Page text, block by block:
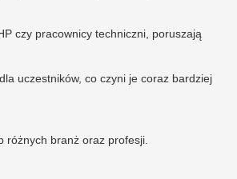
czy pracownicy techniczni, poruszają
uczestników, co czyni je coraz bardziej
różnych branż oraz profesji.